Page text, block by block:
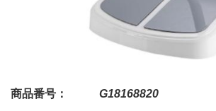
商品番号：
G18168820